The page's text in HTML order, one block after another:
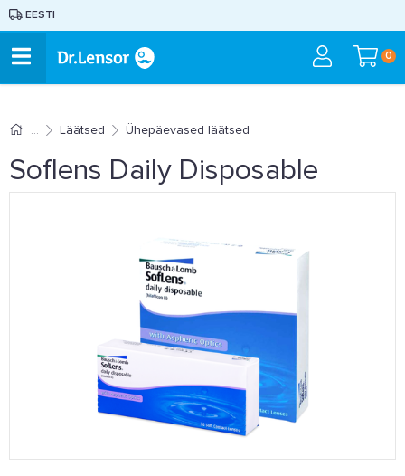
EESTI
0
Läätsed Ühepäevased läätsed
Soflens Daily Disposable